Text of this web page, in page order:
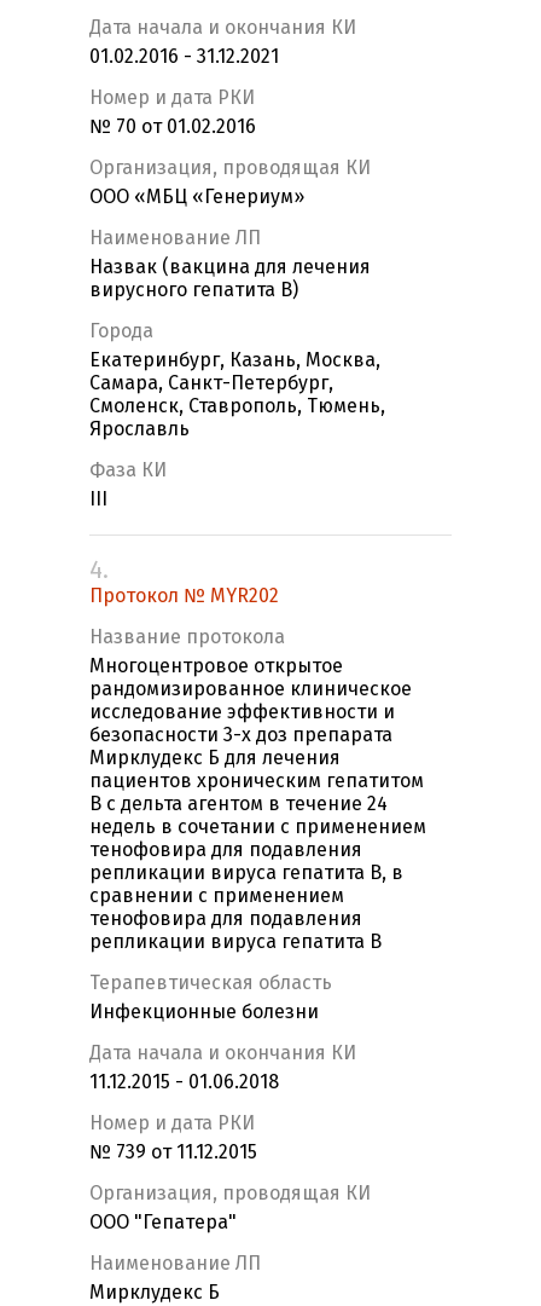
Дата начала и окончания КИ
01.02.2016 - 31.12.2021
Номер и дата РКИ
№ 70 от 01.02.2016
Организация, проводящая КИ
ООО «МБЦ «Генериум»
Наименование ЛП
Назвак (вакцина для лечения
вирусного гепатита В)
Города
Екатеринбург, Казань, Москва,
Самара, Санкт-Петербург,
Смоленск, Ставрополь, Тюмень,
Ярославль
Фаза КИ
4.
Протокол № MYR202
Название протокола
Многоцентровое открытое
рандомизированное клиническое
исследование эффективности и
безопасности 3-х доз препарата
Мирклудекс Б для лечения
пациентов хроническим гепатитом
В с дельта агентом в течение 24
недель в сочетании с применением
тенофовира для подавления
репликации вируса гепатита В, в
сравнении с применением
тенофовира для подавления
репликации вируса гепатита В
Терапевтическая область
Инфекционные болезни
Дата начала и окончания КИ
11.12.2015 - 01.06.2018
Номер и дата РКИ
№ 739 от 11.12.2015
Организация, проводящая КИ
ООО "Гепатера"
Наименование ЛП
Мирклудекс Б